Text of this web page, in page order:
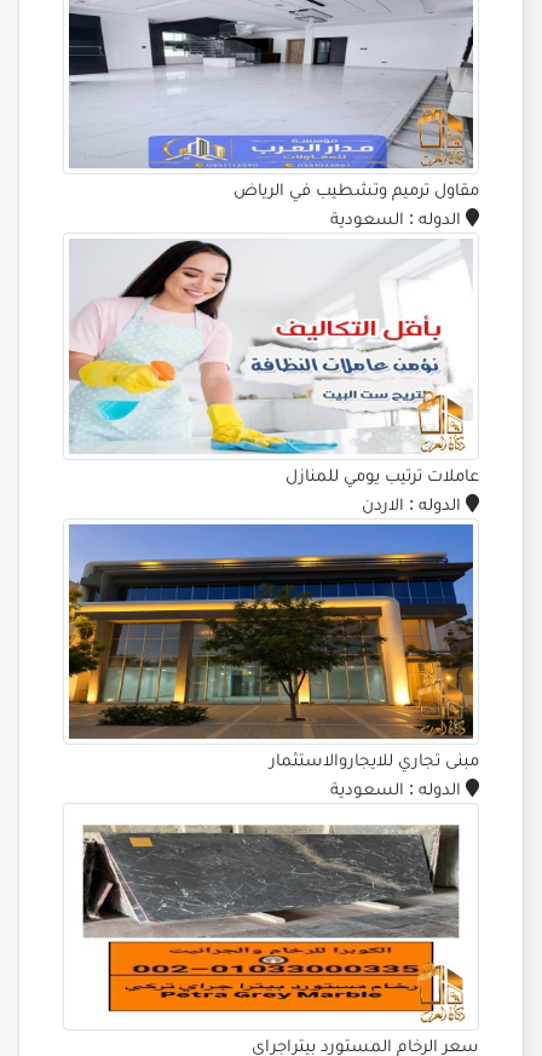
مقاول ترميم وتشطيب في الرياض
الدوله : السعودية
عاملات ترتيب يومي للمنازل
الدوله : الاردن
مبنى تجاري للايجاروالاستثمار
الدوله : السعودية
سعر الرخام المستورد بيتراجراى